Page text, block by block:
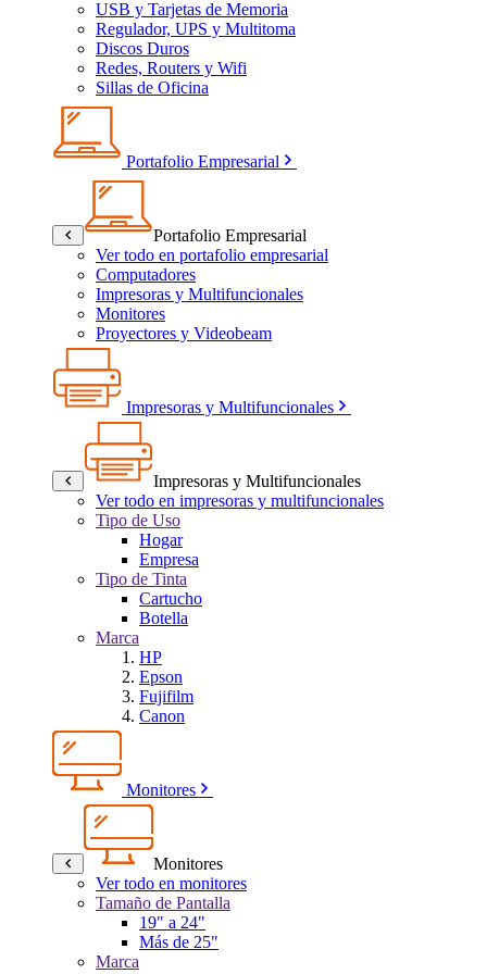
USB y Tarjetas de Memoria
Regulador, UPS y Multitoma
Discos Duros
Redes, Routers y Wifi
Sillas de Oficina
Portafolio Empresarial
Portafolio Empresarial
Ver todo en portafolio empresarial
Computadores
Impresoras y Multifuncionales
Monitores
Proyectores y Videobeam
Impresoras y Multifuncionales
Impresoras y Multifuncionales
Ver todo en impresoras y multifuncionales
Tipo de Uso
Hogar
Empresa
Tipo de Tinta
Cartucho
Botella
Marca
HP
Epson
Fujifilm
Canon
Monitores
Monitores
Ver todo en monitores
Tamaño de Pantalla
19" a 24"
Más de 25"
Marca